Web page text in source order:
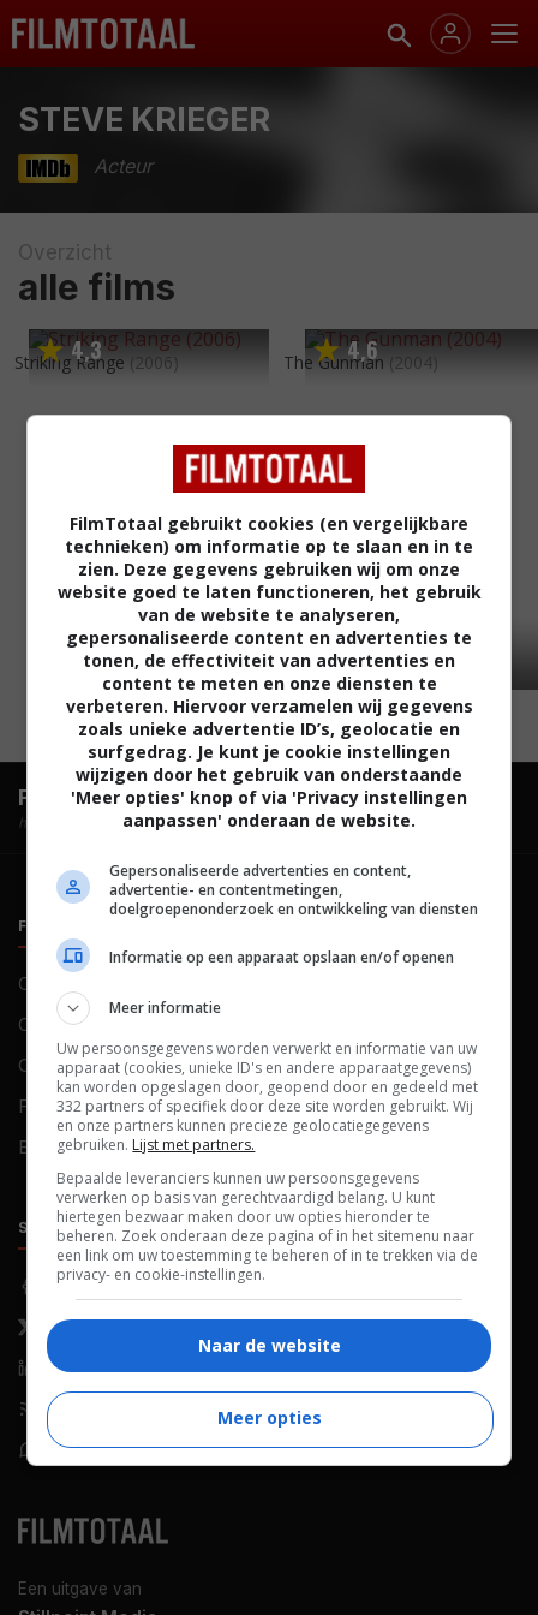
STEVE KRIEGER
Acteur
Overzicht
alle films
4,3
Striking Range (2006) 4,6
The Gunman (2004)
FilmTotaal.Hét online filmoverzicht.
hosted by
Een uitgave van
FILMTOTAAL
Contact
Over ons
Colofon
FAQ
Blog
Cookies
Cookievoorkeuren
SOCIALS
Facebook
X (Twitter)
LinkedIn
RSS-feed
WhatsApp
ONTDEKKEN
Nieuws
Netflix
Films op tv
Bioscoop
FilmTotaal gebruikt cookies (en vergelijkbare
technieken) om informatie op te slaan en in te
zien. Deze gegevens gebruiken wij om onze
website goed te laten functioneren, het gebruik
van de website te analyseren,
gepersonaliseerde content en advertenties te
tonen, de effectiviteit van advertenties en
content te meten en onze diensten te
verbeteren. Hiervoor verzamelen wij gegevens
zoals unieke advertentie ID’s, geolocatie en
surfgedrag. Je kunt je cookie instellingen
wijzigen door het gebruik van onderstaande
'Meer opties' knop of via 'Privacy instellingen
aanpassen' onderaan de website.
Gepersonaliseerde advertenties en content,
advertentie- en contentmetingen,
doelgroepenonderzoek en ontwikkeling van diensten
Informatie op een apparaat opslaan en/of openen
Meer informatie
Uw persoonsgegevens worden verwerkt en informatie van uw
apparaat (cookies, unieke ID's en andere apparaatgegevens)
kan worden opgeslagen door, geopend door en gedeeld met
332 partners of specifiek door deze site worden gebruikt. Wij
en onze partners kunnen precieze geolocatiegegevens
gebruiken. Lijst met partners.
Bepaalde leveranciers kunnen uw persoonsgegevens
verwerken op basis van gerechtvaardigd belang. U kunt
hiertegen bezwaar maken door uw opties hieronder te
beheren. Zoek onderaan deze pagina of in het sitemenu naar
een link om uw toestemming te beheren of in te trekken via de
privacy- en cookie-instellingen.
Naar de website
Meer opties